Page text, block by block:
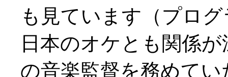
も見ています（プロ
日本のオケとも関係
の音楽監督を務めて